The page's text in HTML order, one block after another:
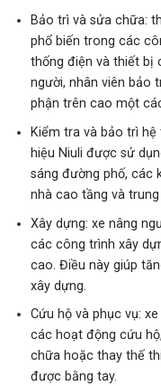
Bảo trì và sửa chữa:
phổ biến trong các
thống điện và thiết bị
người, nhân viên bảo
phận trên cao một
Kiểm tra và bảo trì
hiệu Niuli được sử
sáng đường phố, các
nhà cao tầng và
Xây dựng: xe nâng
các công trình xây
cao. Điều này giúp
xây dựng.
Cứu hộ và phục vụ:
các hoạt động cứu
chữa hoặc thay thế
được bằng tay.